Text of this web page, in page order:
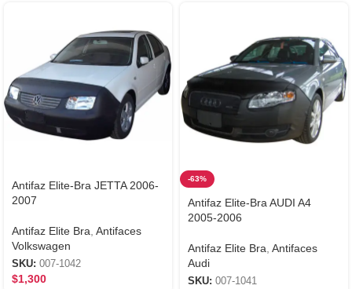
Antifaz Elite-Bra JETTA 2006-
2007
Antifaz Elite Bra, Antifaces
Volkswagen
SKU: 007-1042
$1,300
-63%
Antifaz Elite-Bra AUDI A4
2005-2006
Antifaz Elite Bra, Antifaces
Audi
SKU: 007-1041